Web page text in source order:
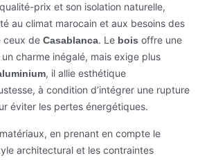
prix et son isolation naturelle,
au climat marocain et aux besoins des
ceux de Casablanca. Le bois offre une
charme inégalé, mais exige plus
, il allie esthétique
à condition d’intégrer une rupture
éviter les pertes énergétiques.
en prenant en compte le
architectural et les contraintes